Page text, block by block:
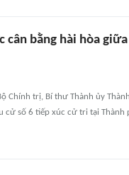
cân bằng hài hòa
Chính trị, Bí thư Thành ủy
cử số 6 tiếp xúc cử tri tại Thành